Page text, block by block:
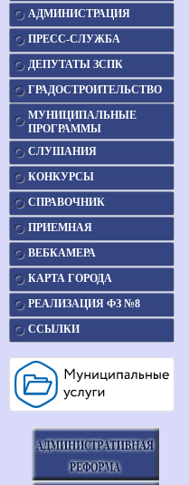
АДМИНИСТРАЦИЯ
ПРЕСС-СЛУЖБА
ДЕПУТАТЫ ЗСПК
ГРАДОСТРОИТЕЛЬСТВО
МУНИЦИПАЛЬНЫЕ
ПРОГРАММЫ
СЛУШАНИЯ
КОНКУРСЫ
СПРАВОЧНИК
ПРИЕМНАЯ
ВЕБКАМЕРА
КАРТА ГОРОДА
РЕАЛИЗАЦИЯ ФЗ №8
ССЫЛКИ